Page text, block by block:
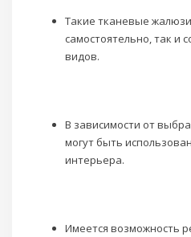
Такие тканевые
самостоятельно, так и
видов.
В зависимости от
могут быть
интерьера.
Имеется возможность